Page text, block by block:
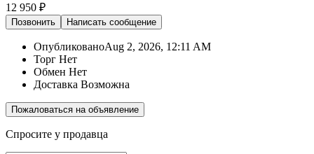
12 950 ₽
Позвонить Написать сообщение
ОпубликованоAug 2, 2026, 12:11 AM
Торг Нет
Обмен Нет
Доставка Возможна
Пожаловаться на объявление
Спросите у продавца